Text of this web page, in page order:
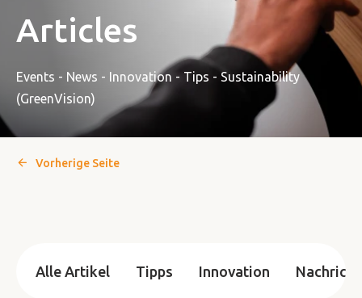
Articles
Events - News - Innovation - Tips - Sustainability
(GreenVision)
Vorherige Seite
Alle Artikel Tipps Innovation